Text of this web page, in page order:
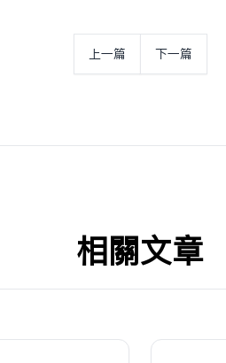
上一篇 下一篇
相关文章